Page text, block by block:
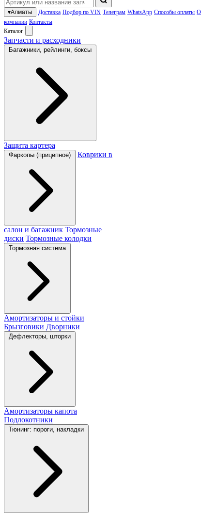
▾Алматы Доставка Подбор по VIN Телеграм WhatsApp Способы оплаты О
компании Контакты
Каталог
Запчасти и расходники
Багажники, рейлинги, боксы
Защита картера
Фаркопы (прицепное) Коврики в
салон и багажник Тормозные
диски Тормозные колодки
Тормозная система
Амортизаторы и стойки
Брызговики Дворники
Дефлекторы, шторки
Амортизаторы капота
Подлокотники
Тюнинг: пороги, накладки